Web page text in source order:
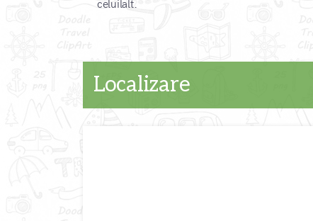
celuilalt.
Localizare